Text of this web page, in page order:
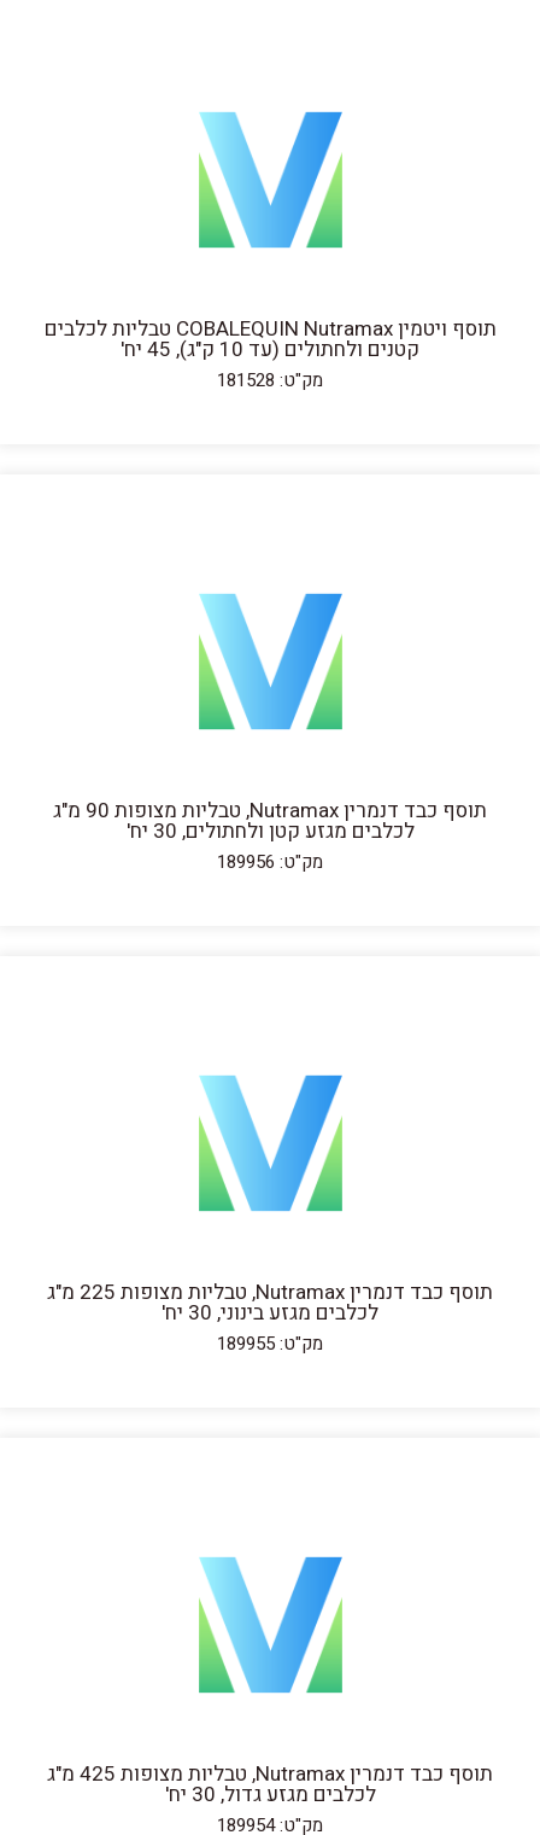
תוסף ויטמין COBALEQUIN Nutramax טבליות לכלבים
קטנים ולחתולים (עד 10 ק"ג), 45 יח'
מק"ט: 181528
תוסף כבד דנמרין Nutramax, טבליות מצופות 90 מ"ג
לכלבים מגזע קטן ולחתולים, 30 יח'
מק"ט: 189956
תוסף כבד דנמרין Nutramax, טבליות מצופות 225 מ"ג
לכלבים מגזע בינוני, 30 יח'
מק"ט: 189955
תוסף כבד דנמרין Nutramax, טבליות מצופות 425 מ"ג
לכלבים מגזע גדול, 30 יח'
מק"ט: 189954